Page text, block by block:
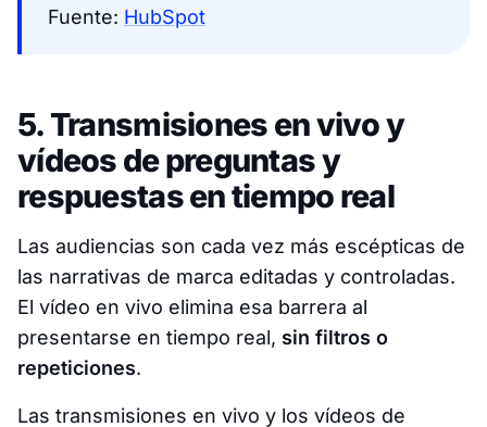
Fuente: HubSpot
5. Transmisiones en vivo y
vídeos de preguntas y
respuestas en tiempo real
Las audiencias son cada vez más escépticas de
las narrativas de marca editadas y controladas.
El vídeo en vivo elimina esa barrera al
presentarse en tiempo real, sin filtros o
repeticiones.
Las transmisiones en vivo y los vídeos de